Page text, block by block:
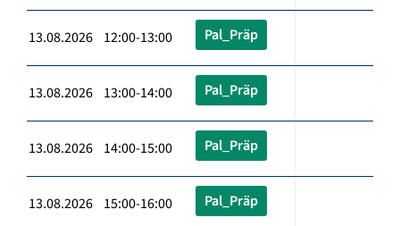
13.08.2026 12:00-13:00 Pal_Präp
13.08.2026 13:00-14:00 Pal_Präp
13.08.2026 14:00-15:00 Pal_Präp
13.08.2026 15:00-16:00 Pal_Präp